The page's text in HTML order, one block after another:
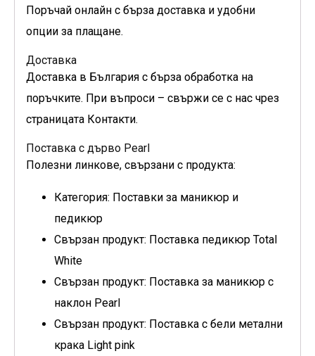
Поръчай онлайн с бърза доставка и удобни
опции за плащане.
Доставка
Доставка в България с бърза обработка на
поръчките. При въпроси – свържи се с нас чрез
страницата Контакти.
Поставка с дърво Pearl
Полезни линкове, свързани с продукта:
Категория: Поставки за маникюр и
педикюр
Свързан продукт: Поставка педикюр Total
White
Свързан продукт: Поставка за маникюр с
наклон Pearl
Свързан продукт: Поставка с бели метални
крака Light pink